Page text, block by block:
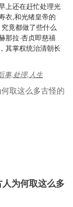
上还在赶忙处理光
衣,和光绪皇帝的
竟都做了些什么
那拉·杏贞即慈禧
其掌权统治清朝长
事,处理,人生
为何取这么多